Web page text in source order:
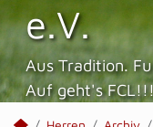
e.V.
Aus Tradition.
Auf geht's FCL!!!